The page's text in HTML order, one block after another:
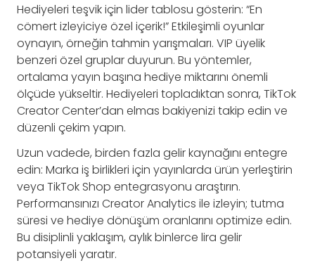
Hediyeleri teşvik için lider tablosu gösterin: “En
cömert izleyiciye özel içerik!” Etkileşimli oyunlar
oynayın, örneğin tahmin yarışmaları. VIP üyelik
benzeri özel gruplar duyurun. Bu yöntemler,
ortalama yayın başına hediye miktarını önemli
ölçüde yükseltir. Hediyeleri topladıktan sonra, TikTok
Creator Center’dan elmas bakiyenizi takip edin ve
düzenli çekim yapın.
Uzun vadede, birden fazla gelir kaynağını entegre
edin: Marka iş birlikleri için yayınlarda ürün yerleştirin
veya TikTok Shop entegrasyonu araştırın.
Performansınızı Creator Analytics ile izleyin; tutma
süresi ve hediye dönüşüm oranlarını optimize edin.
Bu disiplinli yaklaşım, aylık binlerce lira gelir
potansiyeli yaratır.